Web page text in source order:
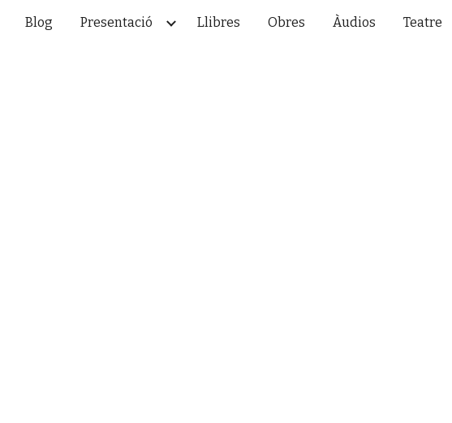
content Skip to navigation
Blog Presentació Llibres Obres Àudios Teatre